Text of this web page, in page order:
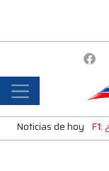
Noticias de hoy F1: